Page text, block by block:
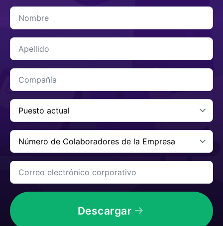
Nombre
Apellido
Compañía
Carga
Actual
*
Número
Colaboradores
la
Empresa
*
Correo
electrónico
corporativo
Descargar